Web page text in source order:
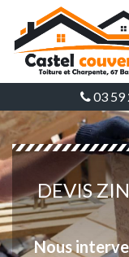
03 59
DEVIS
Nous